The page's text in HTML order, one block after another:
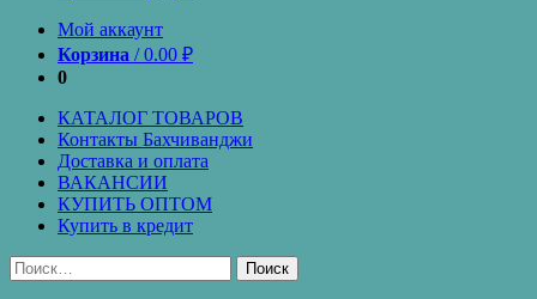
Мой аккаунт
Корзина /0.00 ₽
0
КАТАЛОГ ТОВАРОВ
Контакты Бахчиванджи
Доставка и оплата
ВАКАНСИИ
КУПИТЬ ОПТОМ
Купить в кредит
Найти: